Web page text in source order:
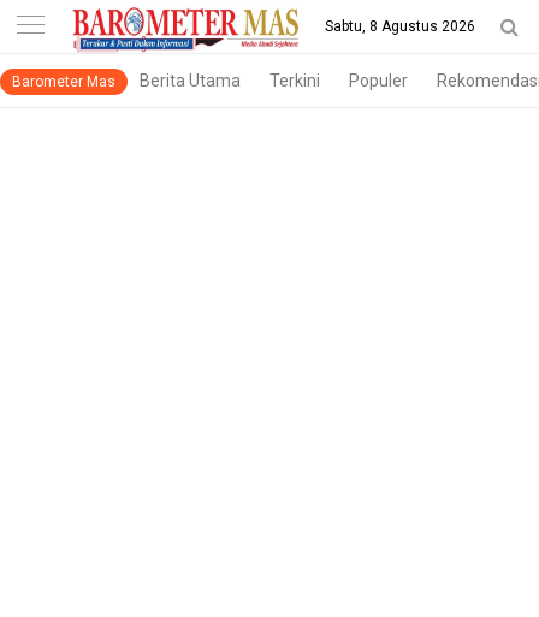
-->
Sabtu, 8 Agustus 2026
Barometer Mas Berita Utama Terkini Populer